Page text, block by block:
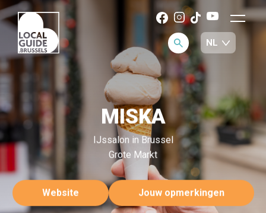
MISKA
IJssalon in Brussel
Grote Markt
Website Jouw opmerkingen